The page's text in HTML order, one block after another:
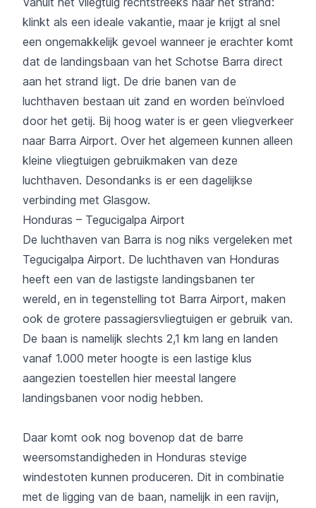
klinkt als een ideale vakantie, maar je krijgt al snel
een ongemakkelijk gevoel wanneer je erachter komt
dat de landingsbaan van het Schotse Barra direct
aan het strand ligt. De drie banen van de
luchthaven bestaan uit zand en worden beïnvloed
door het getij. Bij hoog water is er geen vliegverkeer
naar Barra Airport. Over het algemeen kunnen alleen
kleine vliegtuigen gebruikmaken van deze
luchthaven. Desondanks is er een dagelijkse
verbinding met Glasgow.
Honduras – Tegucigalpa Airport
De luchthaven van Barra is nog niks vergeleken met
Tegucigalpa Airport. De luchthaven van Honduras
heeft een van de lastigste landingsbanen ter
wereld, en in tegenstelling tot Barra Airport, maken
ook de grotere passagiersvliegtuigen er gebruik van.
De baan is namelijk slechts 2,1 km lang en landen
vanaf 1.000 meter hoogte is een lastige klus
aangezien toestellen hier meestal langere
landingsbanen voor nodig hebben.
Daar komt ook nog bovenop dat de barre
weersomstandigheden in Honduras stevige
windestoten kunnen produceren. Dit in combinatie
met de ligging van de baan, namelijk in een ravijn,